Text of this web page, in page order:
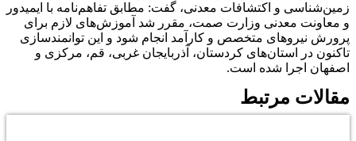
زمین‌شناسی و اکتشافات معدنی، گفت: مطابق تفاهم‌نامه با ایمیدور
و معاونت معدنی وزارت صمت، مقرر شد آموزش‌های لازم برای
پرورش نیروهای متخصص و کارآمد انجام شود و این توانمندسازی
تاکنون در استان‌های کردستان، آذربایجان غربی، قم، مرکزی و
اصفهان اجرا شده است.
مقالات مرتبط